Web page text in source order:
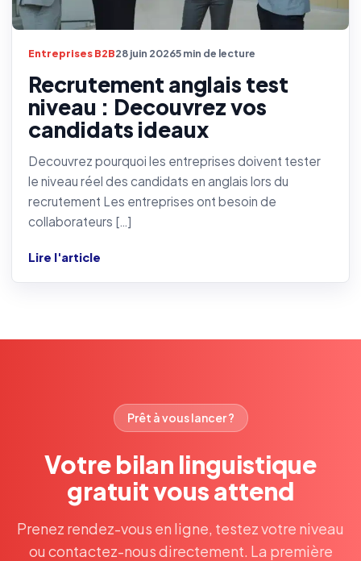
Entreprises B2B28 juin 20265 min de lecture
Recrutement anglais test
niveau : Decouvrez vos
candidats ideaux
Decouvrez pourquoi les entreprises doivent tester
le niveau réel des candidats en anglais lors du
recrutement Les entreprises ont besoin de
collaborateurs […]
Lire l'article
Prêt à vous lancer ?
Votre bilan linguistique
gratuit vous attend
Prenez rendez-vous en ligne, testez votre niveau
ou contactez-nous directement. La première